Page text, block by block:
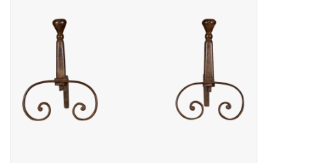
Decoratieve Outdoor
Vloeren - Steen, Terra Cotta
& Marmer